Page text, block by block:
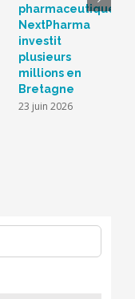
pharmaceutique,
NextPharma
investit
plusieurs
millions en
Bretagne
23 juin 2026